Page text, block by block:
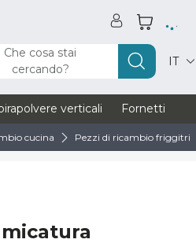
Che cosa stai
cercando?
IT
verticali Fornetti
cucina Pezzi di ricambio